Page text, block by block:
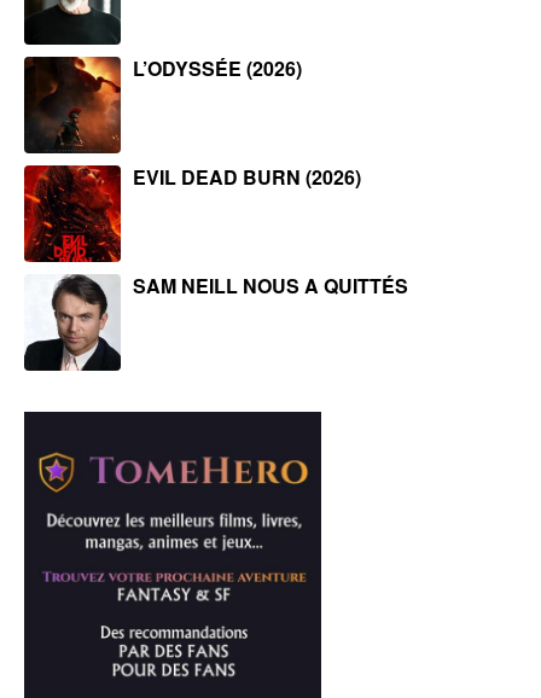
L’ODYSSÉE (2026)
EVIL DEAD BURN (2026)
SAM NEILL NOUS A QUITTÉS